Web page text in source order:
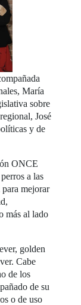
María
sobre
José
y de
ONCE
a las
para mejorar
más al lado
golden
Cabe
de los
de su
o de uso